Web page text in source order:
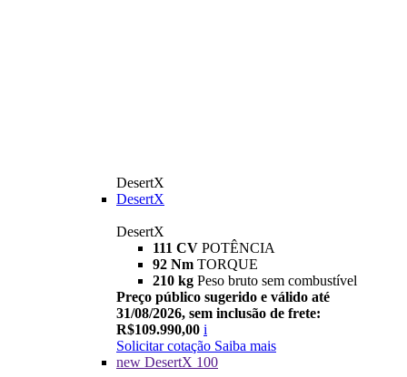
DesertX
DesertX
DesertX
111 CV POTÊNCIA
92 Nm TORQUE
210 kg Peso bruto sem combustível
Preço público sugerido e válido até
31/08/2026, sem inclusão de frete:
R$109.990,00 i
Solicitar cotação Saiba mais
new DesertX 100